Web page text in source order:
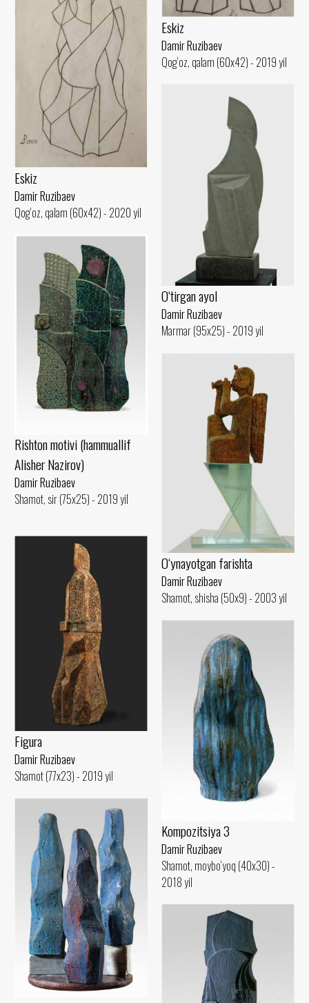
Eskiz
Damir Ruzibaev
Qog‘oz, qalam (60x42) - 2019 yil
Eskiz
Damir Ruzibaev
Qog‘oz, qalam (60x42) - 2020 yil
O‘tirgan ayol
Damir Ruzibaev
Marmar (95x25) - 2019 yil
Rishton motivi (hammuallif
Alisher Nazirov)
Damir Ruzibaev
Shamot, sir (75x25) - 2019 yil
O‘ynayotgan farishta
Damir Ruzibaev
Shamot, shisha (50x9) - 2003 yil
Figura
Damir Ruzibaev
Shamot (77x23) - 2019 yil
Kompozitsiya 3
Damir Ruzibaev
Shamot, moybo‘yoq (40x30) -
2018 yil